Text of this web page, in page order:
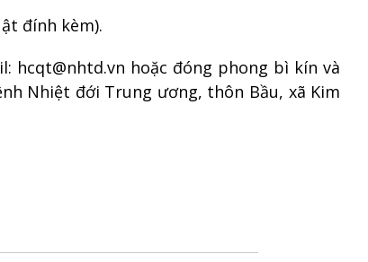
đính kèm).
hcqt@nhtd.vn hoặc đóng phong bì kín và
Nhiệt đới Trung ương, thôn Bầu, xã Kim